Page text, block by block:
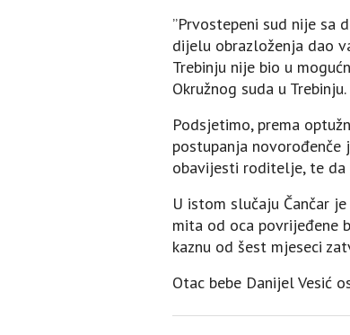
”Prvostepeni sud nije sa
dijelu obrazloženja dao
Trebinju nije bio u
Okružnog suda u Trebinju.
Podsjetimo, prema
postupanja novorođenče
obavijesti roditelje, te da
U istom slučaju Čančar
mita od oca povrijeđene
kaznu od šest mjeseci
Otac bebe Danijel Vesić